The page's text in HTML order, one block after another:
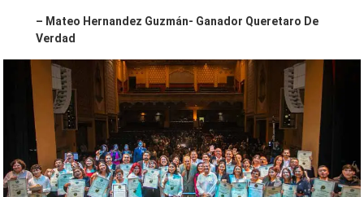
– Mateo Hernandez Guzmán- Ganador Queretaro De
Verdad